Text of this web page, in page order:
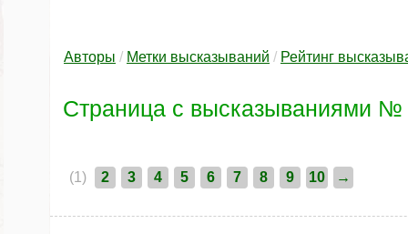
Авторы / Метки высказываний / Рейтинг
Страница c высказываниями №
(1) 2 3 4 5 6 7 8 9 10 →